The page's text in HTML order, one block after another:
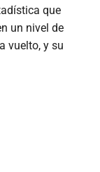
que
un nivel de
vuelto, y su